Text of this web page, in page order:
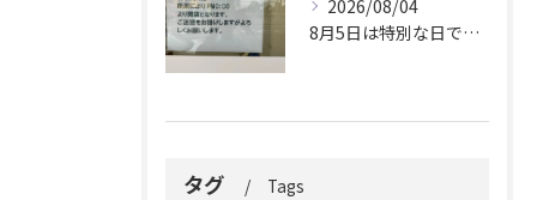
2026/08/04
8月5日は特別な日です。
タグ Tags